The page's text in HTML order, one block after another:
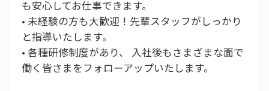
も安心してお仕事できます。
• 未経験の方も大歓迎！先輩スタッフがしっかり
と指導いたします。
• 各種研修制度があり、 入社後もさまざまな面で
働く皆さまをフォローアップいたします。